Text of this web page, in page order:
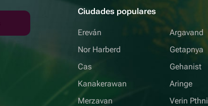
Ciudades populares
Ereván
Nor Harberd
Cas
Kanakerawan
Merzavan
Argavand
Getapnya
Gehanist
Aringe
Verin Pthni